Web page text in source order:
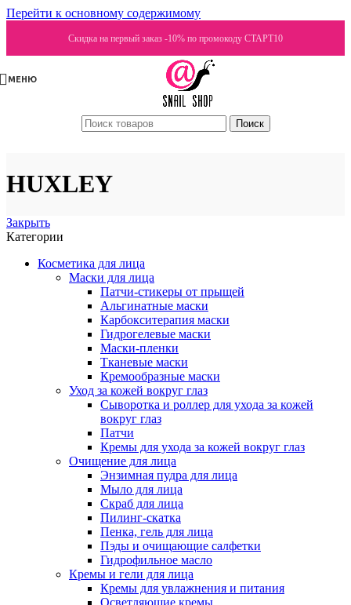
Перейти к основному содержимому
Скидка на первый заказ -10% по промокоду СТАРТ10
МЕНЮ
Поиск
HUXLEY
Закрыть
Категории
Косметика для лица
Маски для лица
Патчи-стикеры от прыщей
Альгинатные маски
Карбокситерапия маски
Гидрогелевые маски
Маски-пленки
Тканевые маски
Кремообразные маски
Уход за кожей вокруг глаз
Сыворотка и роллер для ухода за кожей
вокруг глаз
Патчи
Кремы для ухода за кожей вокруг глаз
Очищение для лица
Энзимная пудра для лица
Мыло для лица
Скраб для лица
Пилинг-скатка
Пенка, гель для лица
Пэды и очищающие салфетки
Гидрофильное масло
Кремы и гели для лица
Кремы для увлажнения и питания
Осветляющие кремы